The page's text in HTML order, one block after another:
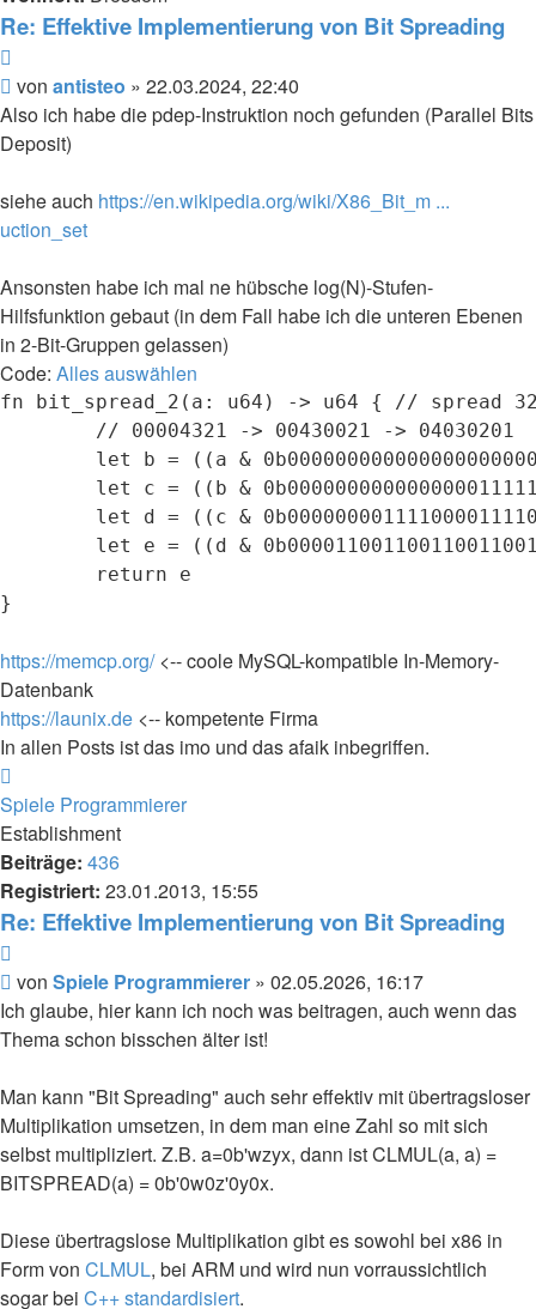
Re: Effektive Implementierung von Bit Spreading
Beitrag
von antisteo » 22.03.2024, 22:40
Also ich habe die pdep-Instruktion noch gefunden (Parallel Bits
Deposit)
siehe auch https://en.wikipedia.org/wiki/X86_Bit_m ...
uction_set
Ansonsten habe ich mal ne hübsche log(N)-Stufen-
Hilfsfunktion gebaut (in dem Fall habe ich die unteren Ebenen
in 2-Bit-Gruppen gelassen)
Code: Alles auswählen
fn bit_spread_2(a: u64) -> u64 { // spread
        // 00004321 -> 00430021 -> 04030201
let b = ((a &
let c = ((b &
let d = ((c &
let e = ((d &
        return e
}
https://memcp.org/<-- coole MySQL-kompatible In-Memory-
Datenbank
https://launix.de <-- kompetente Firma
In allen Posts ist das imo und das afaik inbegriffen.
oben
Spiele Programmierer
Establishment
Beiträge: 436
Registriert: 23.01.2013, 15:55
Re: Effektive Implementierung von Bit Spreading
Beitrag
von Spiele Programmierer » 02.05.2026, 16:17
Ich glaube, hier kann ich noch was beitragen, auch wenn das
Thema schon bisschen älter ist!
Man kann "Bit Spreading" auch sehr effektiv mit übertragsloser
Multiplikation umsetzen, in dem man eine Zahl so mit sich
selbst multipliziert. Z.B. a=0b'wzyx, dann ist CLMUL(a, a) =
BITSPREAD(a) = 0b'0w0z'0y0x.
Diese übertragslose Multiplikation gibt es sowohl bei x86 in
Form von CLMUL, bei ARM und wird nun vorraussichtlich
sogar bei C++ standardisiert.